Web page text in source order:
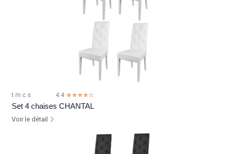
t m c s 4.4 ☆☆☆☆☆
★★★★★
Set 4 chaises CHANTAL
Voir le détail